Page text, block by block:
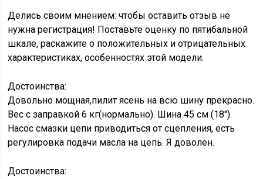
Делись своим мнением: чтобы оставить отзыв не
нужна регистрация! Поставьте оценку по пятибальной
шкале, раскажите о положительных и отрицательных
характеристиках, особенностях этой модели.
Достоинства:
Довольно мощная,пилит ясень на всю шину прекрасно.
Вес с заправкой 6 кг(нормально). Шина 45 см (18″).
Насос смазки цепи приводиться от сцепления, есть
регулировка подачи масла на цепь. Я доволен.
Достоинства: